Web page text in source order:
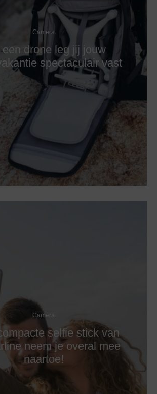
Camera
een drone leg jij jouw
spectaculair vast
Camera
selfie stick van
neem je overal mee
naartoe!